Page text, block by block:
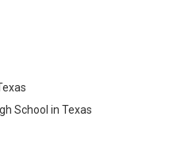
School in Texas